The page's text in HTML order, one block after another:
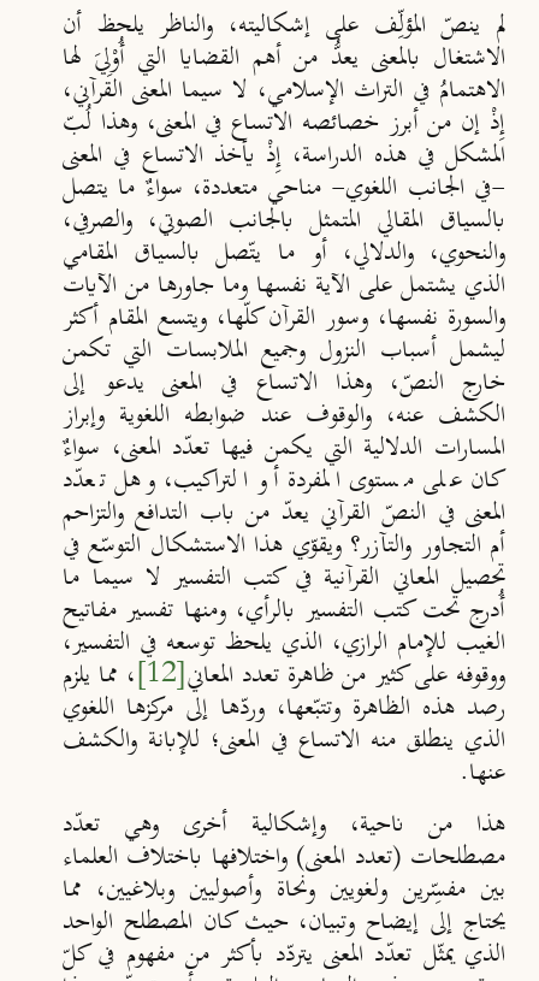
لم ينصّ المؤلِّف على إشكاليته، والناظر يلحظ أن
الاشتغال بالمعنى يعدُّ من أهم القضايا التي أُوْلِيَ لها
الاهتمامُ في التراث الإسلامي، لا سيما المعنى القرآني،
إِذْ إن من أبرز خصائصه الاتساع في المعنى، وهذا لُبّ
المشكل في هذه الدراسة، إِذْ يأخذ الاتساع في المعنى
-في الجانب اللغوي- مناحي متعددة، سواءٌ ما يتصل
بالسياق المقالي المتمثل بالجانب الصوتي، والصرفي،
والنحوي، والدلالي، أو ما يتّصل بالسياق المقامي
الذي يشتمل على الآية نفسها وما جاورها من الآيات
والسورة نفسها، وسور القرآن كلّها، ويتسع المقام أكثر
ليشمل أسباب النزول وجميع الملابسات التي تكمن
خارج النصّ، وهذا الاتساع في المعنى يدعو إلى
الكشف عنه، والوقوف عند ضوابطه اللغوية وإبراز
المسارات الدلالية التي يكمن فيها تعدّد المعنى، سواءٌ
كان على مستوى المفردة أو التراكيب، وهل تعدّد
المعنى في النصّ القرآني يعدّ من باب التدافع والتزاحم
أم التجاور والتآزر؟ ويقوّي هذا الاستشكال التوسّع في
تحصيل المعاني القرآنية في كتب التفسير لا سيما ما
أُدرج تحت كتب التفسير بالرأي، ومنها تفسير مفاتيح
الغيب للإمام الرازي، الذي يلحظ توسعه في التفسير،
ووقوفه على كثير من ظاهرة تعدد المعاني[12] ، مما يلزم
رصد هذه الظاهرة وتتبّعها، وردّها إلى مركزها اللغوي
الذي ينطلق منه الاتساع في المعنى؛ للإبانة والكشف
عنها.
هذا من ناحية، وإشكالية أخرى وهي تعدّد
مصطلحات (تعدد المعنى) واختلافها باختلاف العلماء
بين مفسِّرين ولغويين ونحاة وأصوليين وبلاغيين، مما
يحتاج إلى إيضاح وتبيان، حيث كان المصطلح الواحد
الذي يمثّل تعدّد المعنى يتردّد بأكثر من مفهوم في كلّ